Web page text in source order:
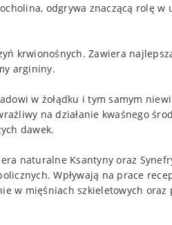
odgrywa znaczącą rolę
krwionośnych. Zawiera
argininy.
w żołądku i tym samym
na działanie kwaśnego
dawek.
naturalne Ksantyny oraz
Wpływają na prace
w mięśniach szkieletowych oraz